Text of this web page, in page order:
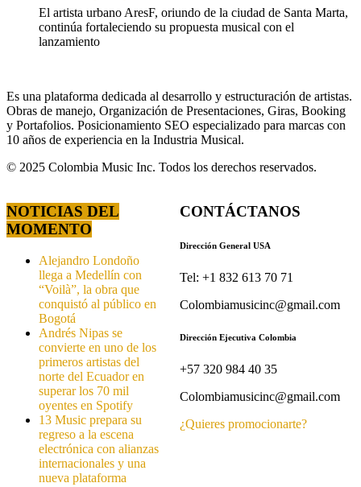
El artista urbano AresF, oriundo de la ciudad de Santa Marta,
continúa fortaleciendo su propuesta musical con el
lanzamiento
Es una plataforma dedicada al desarrollo y estructuración de artistas.
Obras de manejo, Organización de Presentaciones, Giras, Booking
y Portafolios. Posicionamiento SEO especializado para marcas con
10 años de experiencia en la Industria Musical.
© 2025 Colombia Music Inc. Todos los derechos reservados.
NOTICIAS DEL
MOMENTO
Alejandro Londoño
llega a Medellín con
“Voilà”, la obra que
conquistó al público en
Bogotá
Andrés Nipas se
convierte en uno de los
primeros artistas del
norte del Ecuador en
superar los 70 mil
oyentes en Spotify
13 Music prepara su
regreso a la escena
electrónica con alianzas
internacionales y una
nueva plataforma
CONTÁCTANOS
Dirección General USA
Tel: +1 832 613 70 71
Colombiamusicinc@gmail.com
Dirección Ejecutiva Colombia
+57 320 984 40 35
Colombiamusicinc@gmail.com
¿Quieres promocionarte?